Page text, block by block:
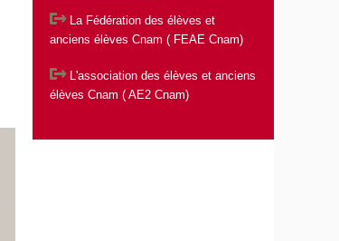
La Fédération des élèves et
anciens élèves Cnam ( FEAE Cnam)
L'association des élèves et anciens
élèves Cnam ( AE2 Cnam)